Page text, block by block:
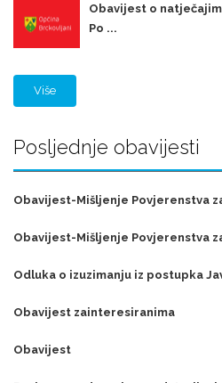
Obavijest o
Po ...
Više
Posljednje obavijesti
Obavijest-Mišljenje Povjerenstva
Obavijest-Mišljenje Povjerenstva
Odluka o izuzimanju iz postupka
Obavijest zainteresiranima
Obavijest